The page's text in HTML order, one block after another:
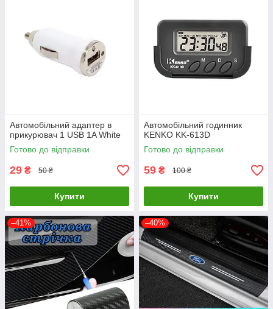
Автомобільний адаптер в
прикурювач 1 USB 1A White
Готово до відправки
29 ₴ 50 ₴
Купити
Автомобільний годинник
KENKO KK-613D
Готово до відправки
59 ₴ 100 ₴
Купити
–41% –40%